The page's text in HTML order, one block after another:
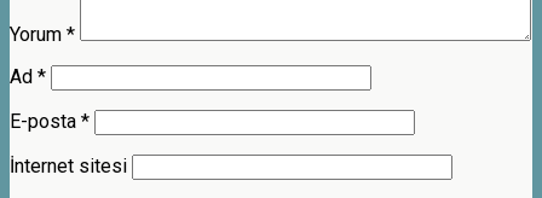
Yorum *
Ad *
E-posta *
İnternet sitesi